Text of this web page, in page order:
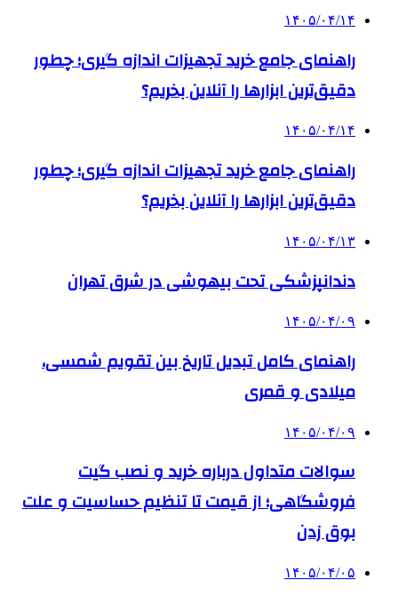
۱۴۰۵/۰۴/۱۴
راهنمای جامع خرید تجهیزات اندازه گیری؛ چطور
دقیق‌ترین ابزارها را آنلاین بخریم؟
۱۴۰۵/۰۴/۱۴
راهنمای جامع خرید تجهیزات اندازه گیری؛ چطور
دقیق‌ترین ابزارها را آنلاین بخریم؟
۱۴۰۵/۰۴/۱۳
دندانپزشکی تحت بیهوشی در شرق تهران
۱۴۰۵/۰۴/۰۹
راهنمای کامل تبدیل تاریخ بین تقویم شمسی،
میلادی و قمری
۱۴۰۵/۰۴/۰۹
سوالات متداول درباره خرید و نصب گیت
فروشگاهی؛ از قیمت تا تنظیم حساسیت و علت
بوق زدن
۱۴۰۵/۰۴/۰۵